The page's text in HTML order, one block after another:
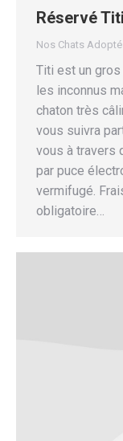
Réservé Titi
Nos Chats
Titi est un
les inconnus
chaton très
vous suivra
vous à travers
par puce
vermifugé.
obligatoire…